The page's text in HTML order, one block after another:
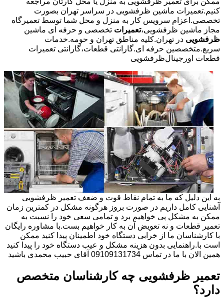
کنیم.تعمیرات ماشین ظرفشویی در سراسر تهران بصورت
تخصصی.اعزام سرویس کار به منزل و محل شما توسط تعمیرگاه
مجاز ماشین ظرفشویی،تعمیرات تخصصی و حرفه ای ماشین
ظرفشویی در تهران.کلیه مناطق تهران و حومه.خدمات
سریع.متخصصین حرفه ای.گارانتی قطعات،گارانتی تعمیرات
قطعات اورجینالظرفشویی
به این دلیل که ما به تمام نقاط قوت و ضعف تعمیر ظرفشویی
آشنایی کامل داریم در صورت بروز هرگونه مشکل در کمترین زمان
ممکن به مشکل پی خواهیم برد و تمامی سعی خود را نسبت به
تعمیر قطعات و نه تعویض آن به کار خواهیم بست.با مشاوره رایگان
با کارشناسان ما از خرابی دستگاه خود اطمینان پیدا کنید ممکن
است با.راهنمایی بدون هزینه مشکل و عیب دستگاه خود را پیدا کنید
همین الان با ما در تماس 09109131734 آقای حبیب محمدی باشید
تعمیر ظرفشویی چه کارشناسان متخصص
دارد؟